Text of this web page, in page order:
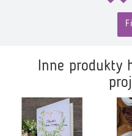
Inne produkty